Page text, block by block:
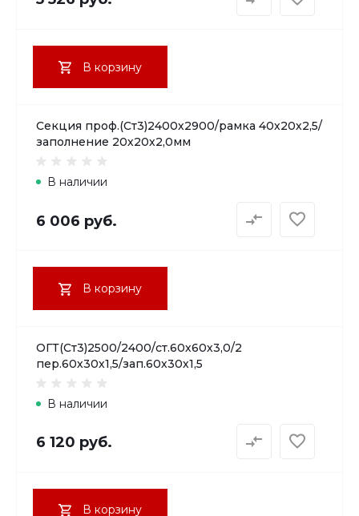
В корзину
Секция проф.(Ст3)2400х2900/рамка 40х20х2,5/
заполнение 20х20х2,0мм
В наличии
6 006 руб.
В корзину
ОГТ(Ст3)2500/2400/ст.60х60х3,0/2
пер.60х30х1,5/зап.60х30х1,5
В наличии
6 120 руб.
В корзину